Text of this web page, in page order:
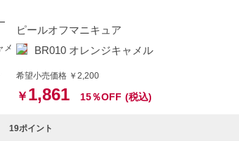
ピールオフマニキュア
BR010 オレンジキャメル
希望小売価格 ￥2,200
￥ 1,861 15％OFF (税込)
19ポイント